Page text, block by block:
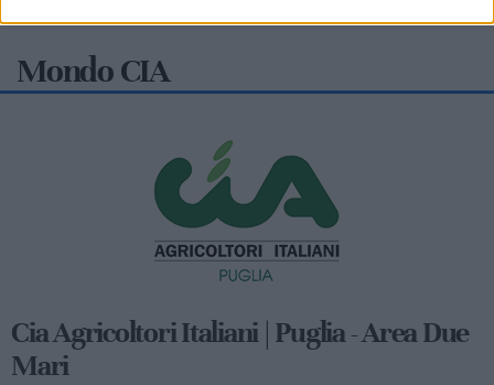
Mondo CIA
Cia Agricoltori Italiani | Puglia - Area Due
Mari